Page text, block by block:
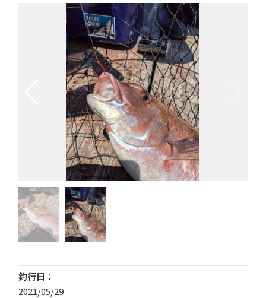
釣行日
2021/05/29